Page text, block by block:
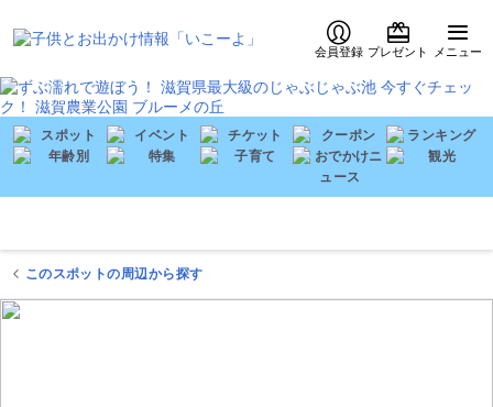
会員登録 プレゼント メニュー
このスポットの周辺から探す